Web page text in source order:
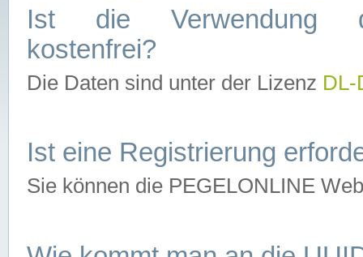
Ist die Verwendung
kostenfrei?
Die Daten sind unter der Lizenz
Ist eine Registrierung
Sie können die PEGELONLINE